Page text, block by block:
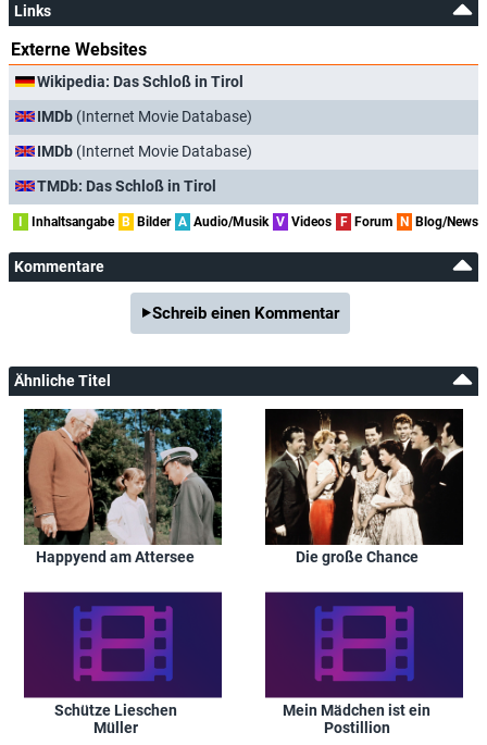
Links
Externe Websites
Wikipedia: Das Schloß in Tirol
IMDb (Internet Movie Database)
IMDb (Internet Movie Database)
TMDb: Das Schloß in Tirol
I Inhaltsangabe B Bilder A Audio/Musik V Videos F Forum N Blog/News
Kommentare
Schreib einen Kommentar
Ähnliche Titel
Happyend am Attersee Die große Chance
Schütze Lieschen
Müller
Mein Mädchen ist ein
Postillion